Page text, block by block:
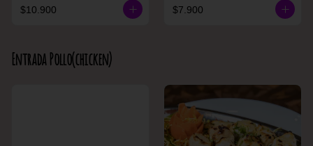
$10.900 $7.900
Entrada Pollo(chicken)